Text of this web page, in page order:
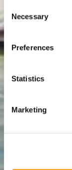
Selection
Necessary
Preferences
Statistics
Marketing